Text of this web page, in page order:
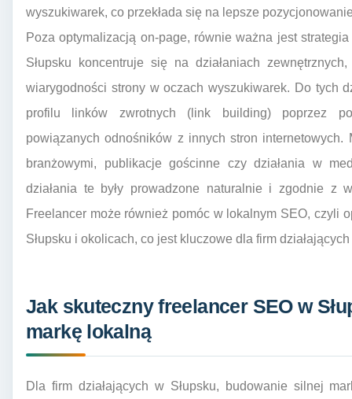
wyszukiwarek, co przekłada się na lepsze
Poza optymalizacją on-page, równie ważna jest
Słupsku koncentruje się na działaniach
wiarygodności strony w oczach wyszukiwarek. Do tych
profilu linków zwrotnych (link building) poprzez
powiązanych odnośników z innych stron internetowych.
branżowymi, publikacje gościnne czy działania w
działania te były prowadzone naturalnie i zgodnie z
Freelancer może również pomóc w lokalnym SEO, czyli
Słupsku i okolicach, co jest kluczowe dla firm
Jak skuteczny freelancer SEO w
markę lokalną
Dla firm działających w Słupsku, budowanie silnej